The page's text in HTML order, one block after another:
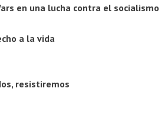
en una lucha contra el socialismo
a la vida
resistiremos